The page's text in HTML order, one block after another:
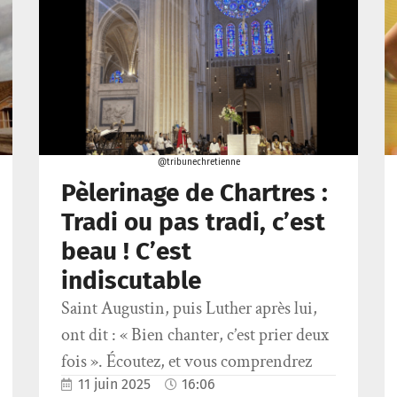
@tribunechretienne
Pèlerinage de Chartres :
Tradi ou pas tradi, c’est
beau ! C’est
indiscutable
Saint Augustin, puis Luther après lui,
ont dit : « Bien chanter, c’est prier deux
fois ». Écoutez, et vous comprendrez
11 juin 2025 16:06